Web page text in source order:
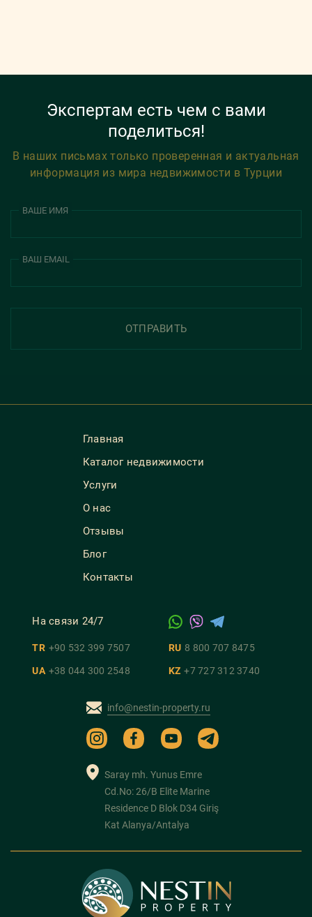
Экспертам есть чем с вами
поделиться!
В наших письмах только проверенная и актуальная
информация из мира недвижимости в Турции
ВАШЕ ИМЯ
ВАШ EMAIL
ОТПРАВИТЬ
Главная
Каталог недвижимости
Услуги
О нас
Отзывы
Блог
Контакты
На связи 24/7
TR +90 532 399 7507 RU 8 800 707 8475
UA +38 044 300 2548 KZ +7 727 312 3740
info@nestin-property.ru
Saray mh. Yunus Emre
Cd.No: 26/B Elite Marine
Residence D Blok D34 Giriş
Kat Alanya/Antalya